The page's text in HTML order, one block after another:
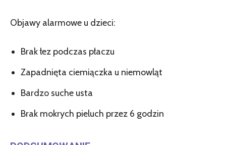
Objawy alarmowe u dzieci:
Brak łez podczas płaczu
Zapadnięta ciemiączka u niemowląt
Bardzo suche usta
Brak mokrych pieluch przez 6 godzin